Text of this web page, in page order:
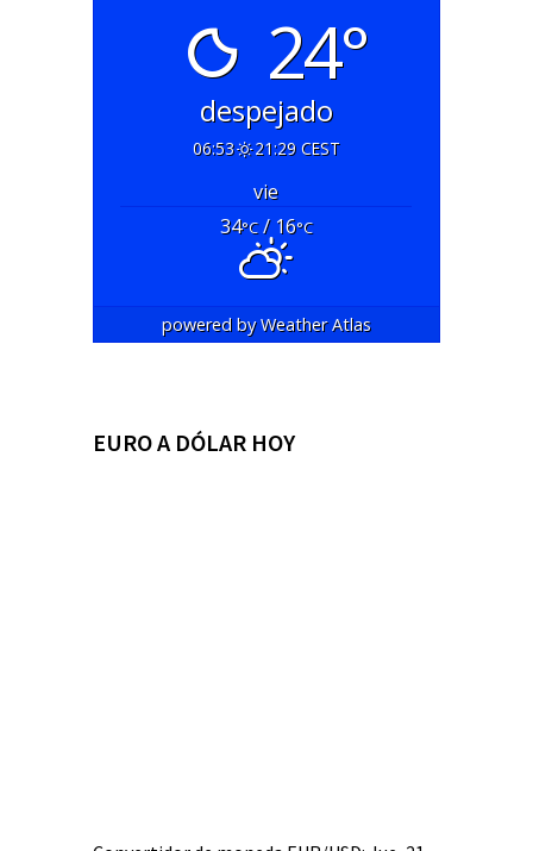
24°
despejado
06:53 21:29 CEST
vie
34°C/ 16°C
powered byWeather Atlas
EURO A DÓLAR HOY